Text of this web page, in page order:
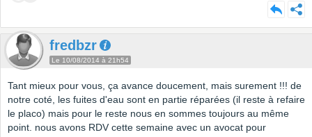
fredbzr
Le 10/08/2014 à 21h54
Tant mieux pour vous, ça avance doucement, mais surement !!! de
notre coté, les fuites d'eau sont en partie réparées (il reste à refaire
le placo) mais pour le reste nous en sommes toujours au même
point. nous avons RDV cette semaine avec un avocat pour